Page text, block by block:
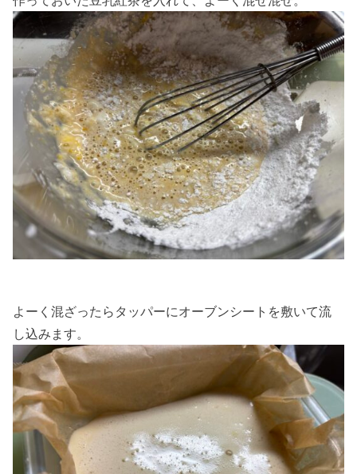
よーく混ざったらタッパーにオーブンシートを敷いて流
し込みます。